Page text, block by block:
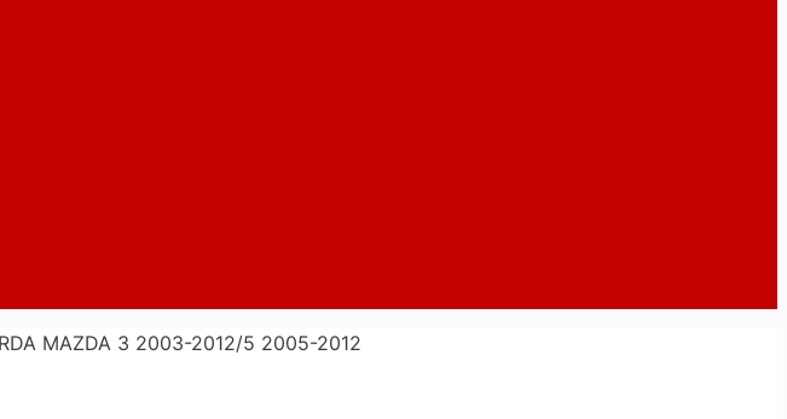
MAZDA 3 2003-2012/5 2005-2012